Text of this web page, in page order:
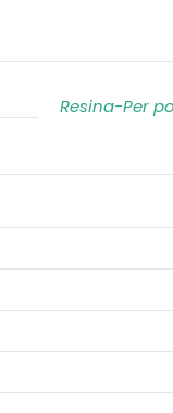
Resina-Per